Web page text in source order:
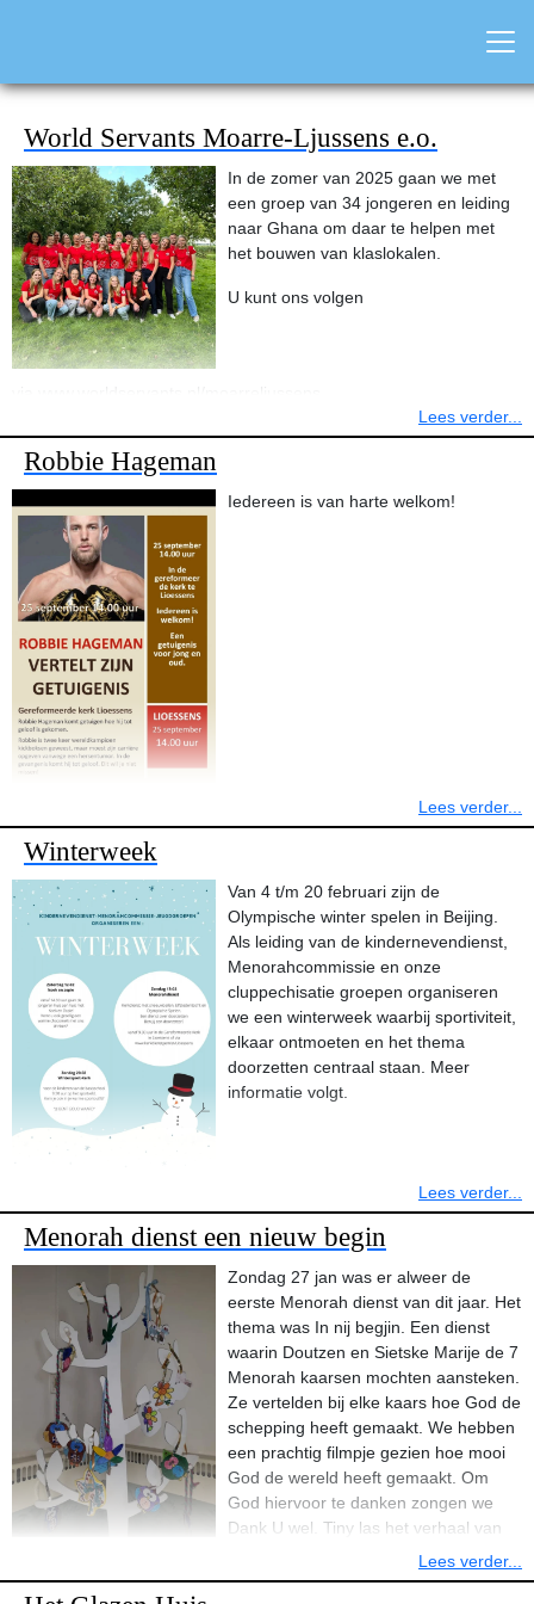
World Servants Moarre-Ljussens e.o.
In de zomer van 2025 gaan we met
een groep van 34 jongeren en leiding
naar Ghana om daar te helpen met
het bouwen van klaslokalen.
U kunt ons volgen
Lees verder...
Robbie Hageman
Iedereen is van harte welkom!
Lees verder...
Winterweek
Van 4 t/m 20 februari zijn de
Olympische winter spelen in Beijing.
Als leiding van de kindernevendienst,
Menorahcommissie en onze
cluppechisatie groepen organiseren
we een winterweek waarbij sportiviteit,
elkaar ontmoeten en het thema
doorzetten centraal staan. Meer
informatie volgt.
Lees verder...
Menorah dienst een nieuw begin
Zondag 27 jan was er alweer de
eerste Menorah dienst van dit jaar. Het
thema was In nij begjin. Een dienst
waarin Doutzen en Sietske Marije de 7
Menorah kaarsen mochten aansteken.
Ze vertelden bij elke kaars hoe God de
schepping heeft gemaakt. We hebben
een prachtig filmpje gezien hoe mooi
God de wereld heeft gemaakt. Om
God hiervoor te danken zongen we
Dank U wel. Tiny las het verhaal van
de schepping voor en deed een
proefje met cola. "in libben sûnder God is as in cola sûnder prik. It
Lees verder...